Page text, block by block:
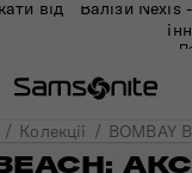
від
Валізи
Колекції BOMBAY